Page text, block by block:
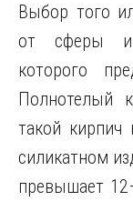
Выбор того
от сферы и
которого
Полнотелый
такой кирпич
силикатном
превышает